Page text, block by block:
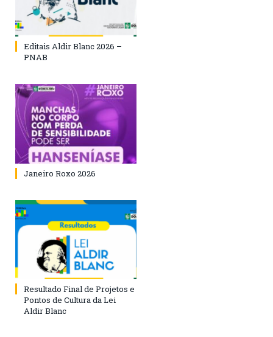
Editais Aldir Blanc 2026 –
PNAB
Janeiro Roxo 2026
Resultado Final de Projetos e
Pontos de Cultura da Lei
Aldir Blanc